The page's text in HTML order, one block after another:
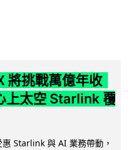
將挑戰萬億年收
上太空 Starlink 覆
Starlink 與 AI 業務帶動，